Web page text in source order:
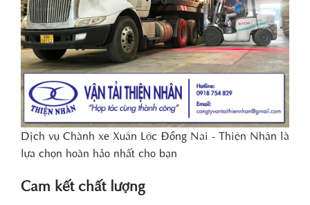
Dịch vụ Chành xe Xuân Lộc Đồng Nai - Thiện Nhân là
lựa chọn hoàn hảo nhất cho bạn
Cam kết chất lượng